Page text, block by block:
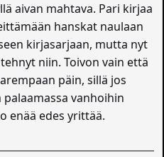
aivan mahtava. Pari kirjaa
hanskat naulaan
kirjasarjaan, mutta nyt
niin. Toivon vain että
päin, sillä jos
vanhoihin
enää edes yrittää.